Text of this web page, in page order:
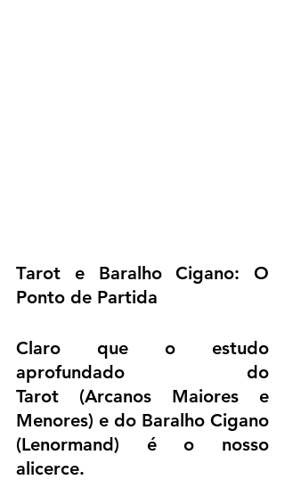
Tarot e Baralho Cigano: O
Ponto de Partida
Claro que o estudo
aprofundado do
Tarot (Arcanos Maiores e
Menores) e do Baralho Cigano
(Lenormand) é o nosso
alicerce.